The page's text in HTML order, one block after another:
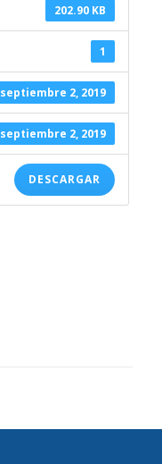
202.90 KB
1
septiembre 2, 2019
septiembre 2, 2019
DESCARGAR